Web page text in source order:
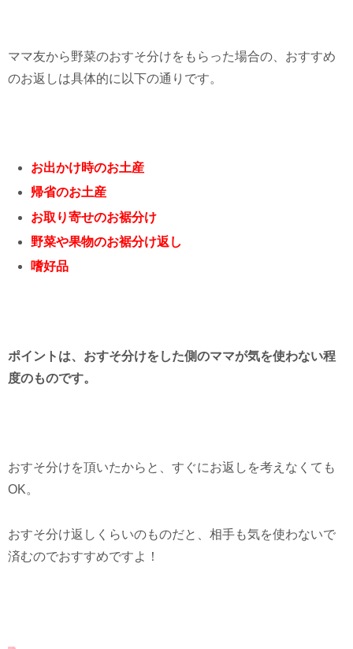
ママ友から野菜のおすそ分けをもらった場合の、おすすめ
のお返しは具体的に以下の通りです。
お出かけ時のお土産
帰省のお土産
お取り寄せのお裾分け
野菜や果物のお裾分け返し
嗜好品
ポイントは、おすそ分けをした側のママが気を使わない程
度のものです。
おすそ分けを頂いたからと、すぐにお返しを考えなくても
OK。
おすそ分け返しくらいのものだと、相手も気を使わないで
済むのでおすすめですよ！